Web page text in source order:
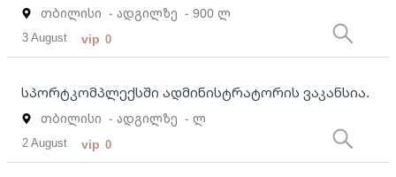
თბილისი - ადგილზე - 900 ლ
3 August vip 0
სპორტკომპლექსში ადმინისტრატორის ვაკანსია.
თბილისი - ადგილზე - ლ
2 August vip 0